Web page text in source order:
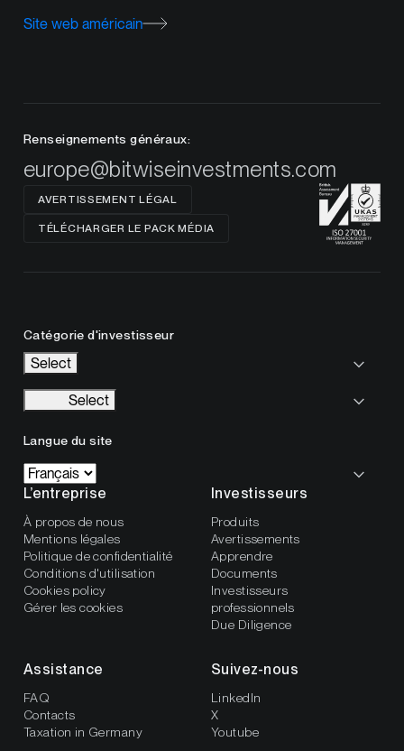
Site web américain
Renseignements généraux:
europe@bitwiseinvestments.com
AVERTISSEMENT LÉGAL
TÉLÉCHARGER LE PACK MÉDIA
Catégorie d'investisseur
Select
Select
Langue du site
L’entreprise
À propos de nous
Mentions légales
Politique de confidentialité
Conditions d'utilisation
Cookies policy
Gérer les cookies
Investisseurs
Produits
Avertissements
Apprendre
Documents
Investisseurs
professionnels
Due Diligence
Assistance
FAQ
Contacts
Taxation in Germany
Suivez-nous
LinkedIn
X
Youtube